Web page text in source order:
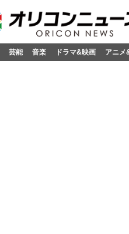
芸能 音楽 ドラマ&映画 アニメ